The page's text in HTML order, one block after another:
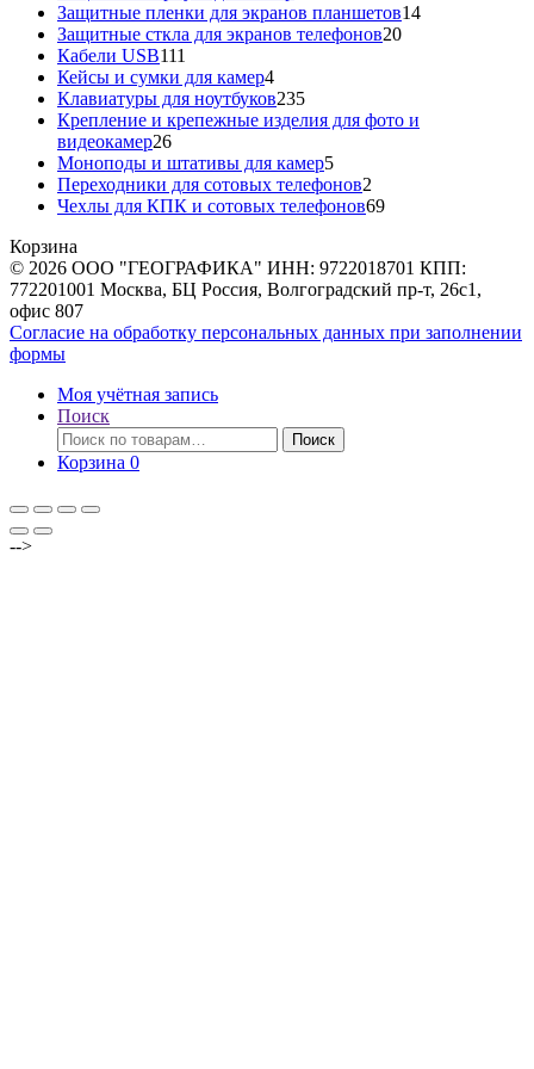
товаров
Защитные пленки для экранов планшетов1414
Защитные сткла для экранов телефонов2020
Кабели USB111
товаров
Кейсы и сумки для камер44
товара
Клавиатуры для ноутбуков235235
товаров
Крепление и крепежные изделия для фото и
видеокамер2626
товаров
Моноподы и штативы для камер55
товаров
Переходники для сотовых телефонов2
товара
Чехлы для КПК и сотовых телефонов6969
Корзина
© 2026 ООО "ГЕОГРАФИКА" ИНН: 9722018701 КПП:
772201001 Москва, БЦ Россия, Волгоградский пр-т, 26с1,
офис 807
Согласие на обработку персональных данных при заполнении
формы
Моя учётная запись
Поиск
Искать:
Поиск
Корзина 0
-->